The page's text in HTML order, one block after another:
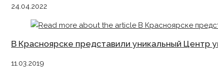
24.04.2022
В Красноярске представили уникальный Центр
11.03.2019